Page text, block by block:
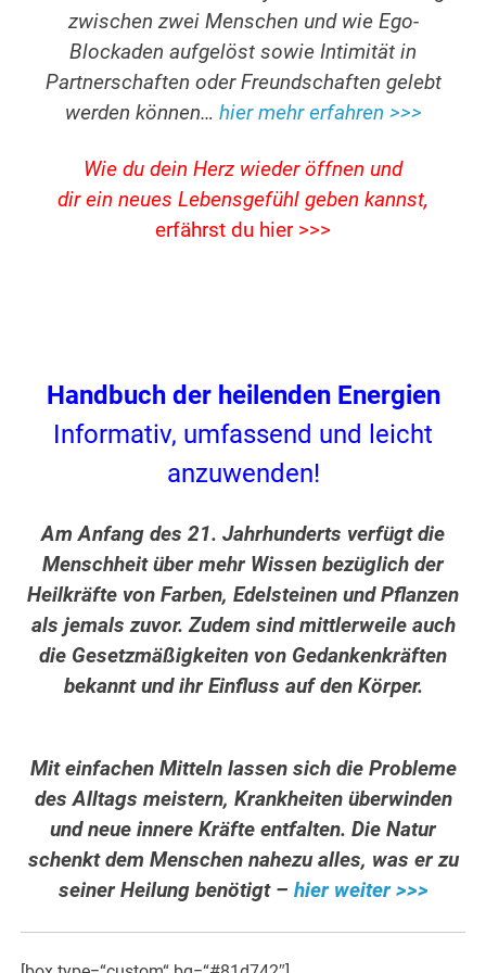
zwischen zwei Menschen und wie Ego-
Blockaden aufgelöst sowie Intimität in
Partnerschaften oder Freundschaften gelebt
werden können… hier mehr erfahren >>>
Wie du dein Herz wieder öffnen und
dir ein neues Lebensgefühl geben kannst,
erfährst du hier >>>
Handbuch der heilenden Energien
Informativ, umfassend und leicht
anzuwenden!
Am Anfang des 21. Jahrhunderts verfügt die
Menschheit über mehr Wissen bezüglich der
Heilkräfte von Farben, Edelsteinen und Pflanzen
als jemals zuvor. Zudem sind mittlerweile auch
die Gesetzmäßigkeiten von Gedankenkräften
bekannt und ihr Einfluss auf den Körper.
Mit einfachen Mitteln lassen sich die Probleme
des Alltags meistern, Krankheiten überwinden
und neue innere Kräfte entfalten. Die Natur
schenkt dem Menschen nahezu alles, was er zu
seiner Heilung benötigt – hier weiter >>>